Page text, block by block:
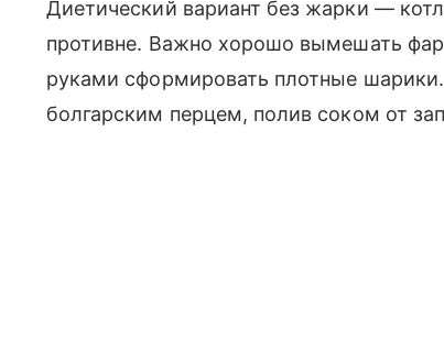
Диетический вариант без жарки —
противне. Важно хорошо вымешать
руками сформировать плотные
болгарским перцем, полив соком от